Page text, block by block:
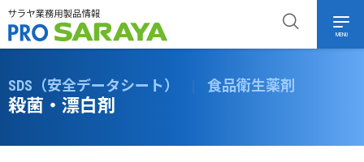
MENU
SDS（安全データシート） | 食品衛生薬剤
殺菌・漂白剤